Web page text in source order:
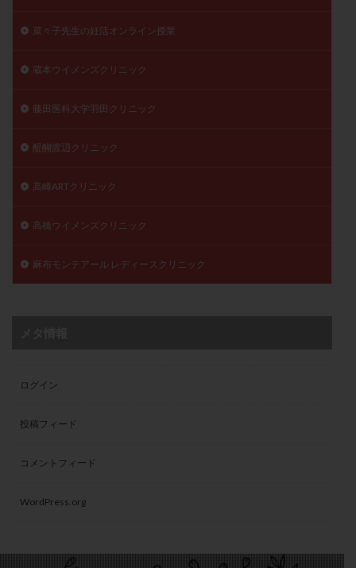
菜々子先生の妊活オンライン授業
蔵本ウイメンズクリニック
藤田医科大学羽田クリニック
醍醐渡辺クリニック
高崎ARTクリニック
高橋ウイメンズクリニック
麻布モンテアール レディースクリニック
ログイン
投稿フィード
コメントフィード
WordPress.org